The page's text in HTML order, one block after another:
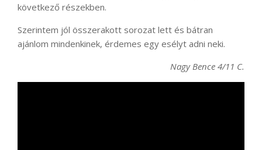
következő részekben.
Szerintem jól összerakott sorozat lett és bátran
ajánlom mindenkinek, érdemes egy esélyt adni neki.
Nagy Bence 4/11 C.